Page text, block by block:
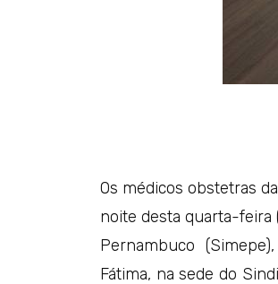
Os médicos obstetras
noite desta quarta-feira
Pernambuco
Fátima, na sede do